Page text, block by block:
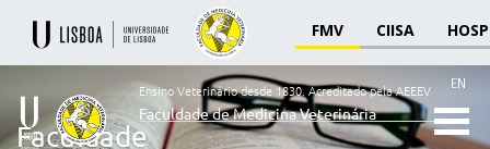
FMV CIISA
EN
Ensino Veterinário desde 1830.Acreditado pela AEEEV
Faculdade de Medicina Veterinária
Faculdade